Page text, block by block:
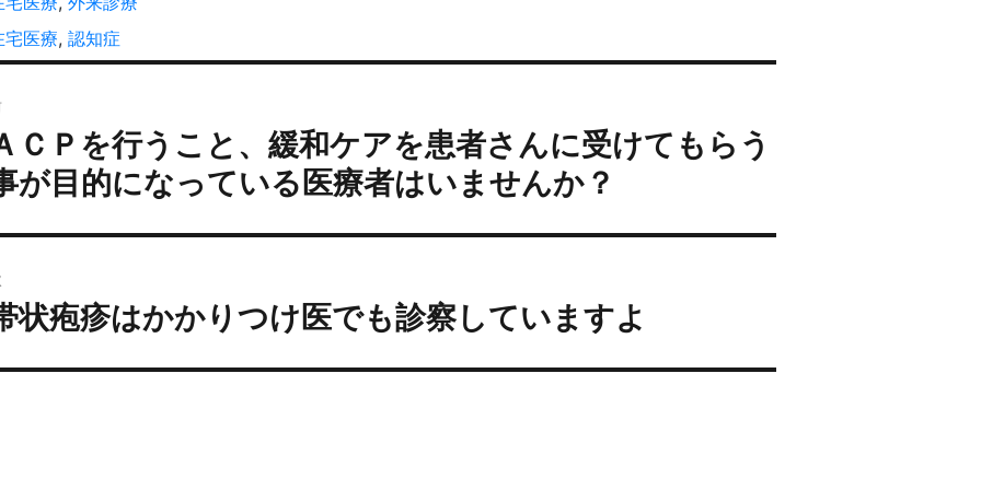
宅医療, 認知症
:
ＣＰを行うこと、緩和ケアを患者さんに受けてもらう
が目的になっている医療者はいませんか？
状疱疹はかかりつけ医でも診察していますよ